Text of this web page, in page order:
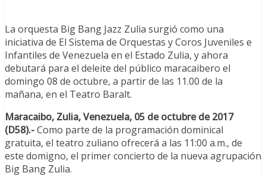
La orquesta Big Bang Jazz Zulia surgió como una
iniciativa de El Sistema de Orquestas y Coros Juveniles e
Infantiles de Venezuela en el Estado Zulia, y ahora
debutará para el deleite del público maracaibero el
domingo 08 de octubre, a partir de las 11.00 de la
mañana, en el Teatro Baralt.
Maracaibo, Zulia, Venezuela, 05 de octubre de 2017
(D58).-Como parte de la programación dominical
gratuita, el teatro zuliano ofrecerá a las 11:00 a.m., de
este domigno, el primer concierto de la nueva agrupación
Big Bang Zulia.